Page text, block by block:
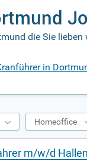
die Sie lieben
in
Homeoffice
m/w/d